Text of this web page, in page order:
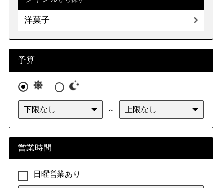
洋菓子
予算
～
営業時間
日曜営業あり